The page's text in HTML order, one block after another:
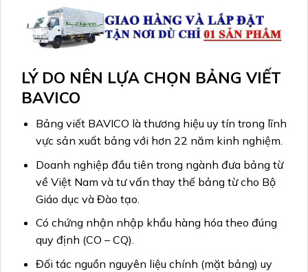
LÝ DO NÊN LỰA CHỌN BẢNG VIẾT
BAVICO
Bảng viết BAVICO là thương hiệu uy tín trong lĩnh
vực sản xuất bảng với hơn 22 năm kinh nghiệm.
Doanh nghiệp đầu tiên trong ngành đưa bảng từ
về Việt Nam và tư vấn thay thế bảng từ cho Bộ
Giáo dục và Đào tạo.
Có chứng nhận nhập khẩu hàng hóa theo đúng
quy định (CO – CQ).
Đối tác nguồn nguyên liệu chính (mặt bảng) uy